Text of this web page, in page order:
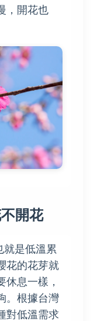
，開花也
開花
就是低溫累
花的花芽就
息一樣，
。根據台灣
對低溫需求